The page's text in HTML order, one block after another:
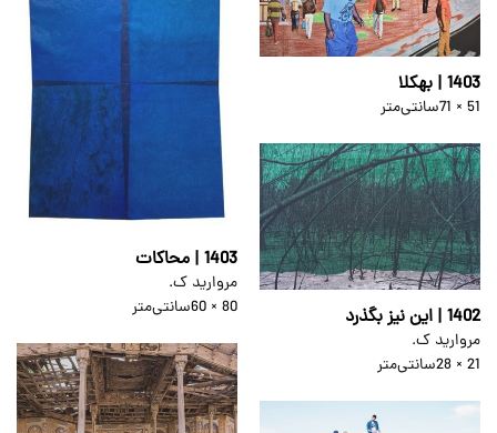
1403 | بهکلا
51 × 71 سانتی‌متر
1403 | محاکات
مروارید ک.
80 × 60
سانتی‌متر 1402 | این نیز بگذرد
مروارید ک.
21 × 28
سانتی‌متر